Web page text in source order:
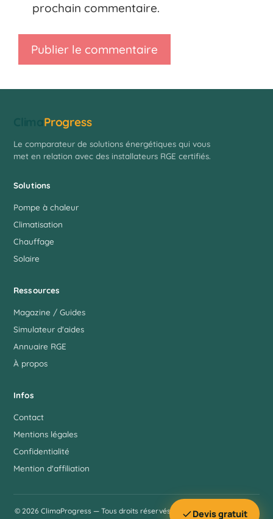
prochain commentaire.
Progress
Le comparateur de solutions énergétiques qui vous
met en relation avec des installateurs RGE certifiés.
Solutions
Pompe à chaleur
Climatisation
Chauffage
Solaire
Ressources
Magazine / Guides
Simulateur d'aides
Annuaire RGE
À propos
Infos
Contact
Mentions légales
Confidentialité
Mention d'affiliation
© 2026 ClimaProgress — Tous droits réservés. Site édité dans le respect
Devis gratuit